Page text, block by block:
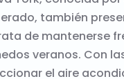
también
de mantenerse
veranos. Con
el aire